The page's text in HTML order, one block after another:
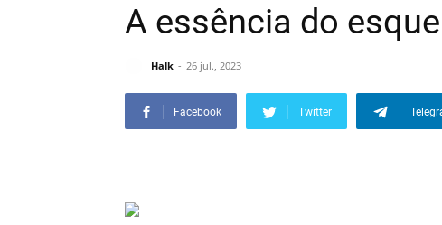
A essência do
Halk 26 jul., 2023
Facebook Twitter